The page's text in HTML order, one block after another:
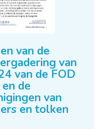
van de
van
van de FOD
de
van
en tolken